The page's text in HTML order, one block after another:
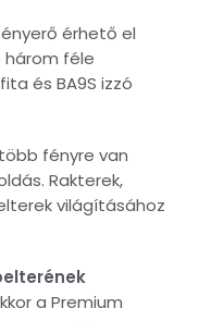
érhető el
három féle
és BA9S izzó
fényre van
Rakterek,
világításához
a Premium